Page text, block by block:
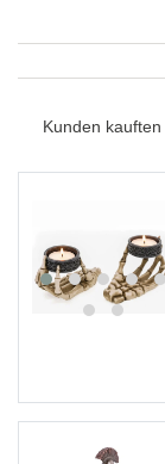
Kunden kauften